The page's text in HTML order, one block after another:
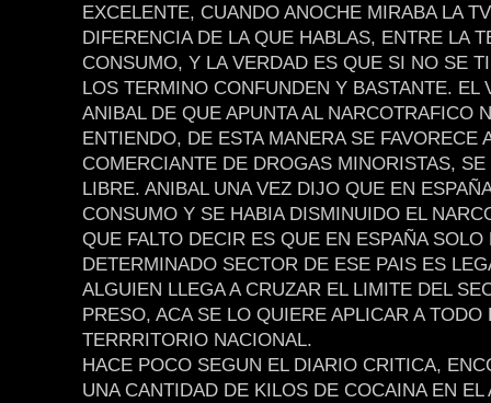
EXCELENTE, CUANDO ANOCHE MIRABA LA
DIFERENCIA DE LA QUE HABLAS, ENTRE LA
CONSUMO, Y LA VERDAD ES QUE SI NO SE
LOS TERMINO CONFUNDEN Y BASTANTE. EL
ANIBAL DE QUE APUNTA AL NARCOTRAFICO
ENTIENDO, DE ESTA MANERA SE FAVORECE
COMERCIANTE DE DROGAS MINORISTAS, SE
LIBRE. ANIBAL UNA VEZ DIJO QUE EN
CONSUMO Y SE HABIA DISMINUIDO EL
QUE FALTO DECIR ES QUE EN ESPAÑA SOLO
DETERMINADO SECTOR DE ESE PAIS ES
ALGUIEN LLEGA A CRUZAR EL LIMITE DEL
PRESO, ACA SE LO QUIERE APLICAR A TODO
TERRRITORIO NACIONAL.
HACE POCO SEGUN EL DIARIO CRITICA,
UNA CANTIDAD DE KILOS DE COCAINA EN EL